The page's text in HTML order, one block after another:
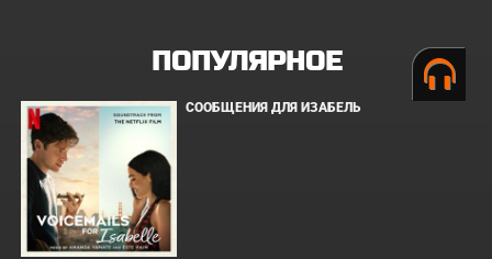
ПОПУЛЯРНОЕ
СООБЩЕНИЯ ДЛЯ ИЗАБЕЛЬ